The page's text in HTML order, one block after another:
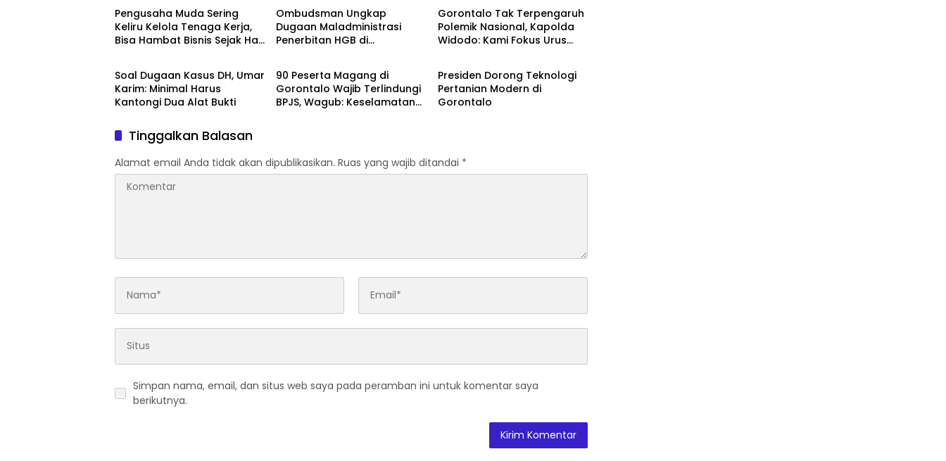
‎Pengusaha Muda Sering
Keliru Kelola Tenaga Kerja,
Bisa Hambat Bisnis Sejak Hari
‎Ombudsman Ungkap
Dugaan Maladministrasi
Penerbitan HGB di
‎Gorontalo Tak Terpengaruh
Polemik Nasional, Kapolda
Widodo: Kami Fokus Urus
Prov.Gorontalo
‎Soal Dugaan Kasus DH, Umar
Karim: Minimal Harus
Kantongi Dua Alat Bukti
Daerah
‎90 Peserta Magang di
Gorontalo Wajib Terlindungi
BPJS, Wagub: Keselamatan
Daerah
‎Presiden Dorong Teknologi
Pertanian Modern di
Gorontalo
Tinggalkan Balasan
Alamat email Anda tidak akan dipublikasikan. Ruas yang wajib ditandai *
Simpan nama, email, dan situs web saya pada peramban ini untuk komentar saya
berikutnya.